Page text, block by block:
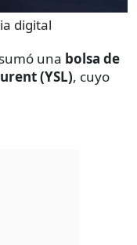
digital
una bolsa de
(YSL), cuyo